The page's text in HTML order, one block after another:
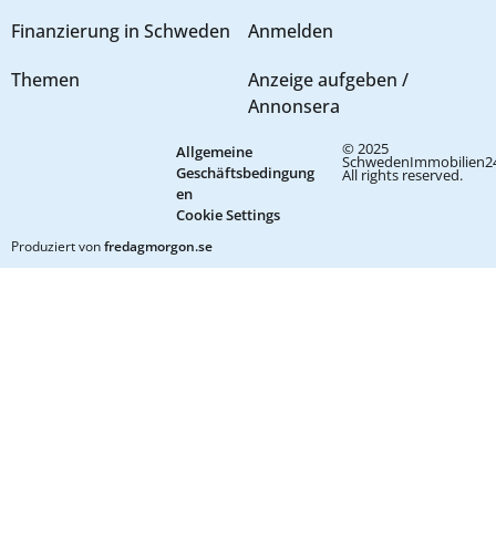
Finanzierung in Schweden
Themen
Anmelden
Anzeige aufgeben /
Annonsera
© 2025
All rights reserved.
Allgemeine
Geschäftsbedingung
en
Cookie Settings
Produziert vonfredagmorgon.se